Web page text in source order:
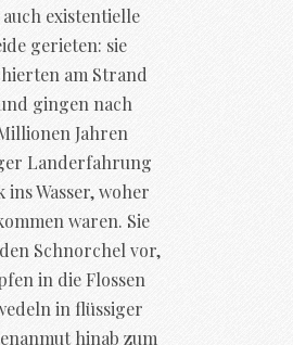
existentielle
gerieten: sie
am Strand
gingen nach
Jahren
Landerfahrung
ins Wasser, woher
waren. Sie
Schnorchel vor,
in die Flossen
in flüssiger
hinab zum